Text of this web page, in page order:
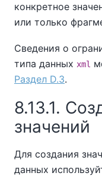
конкретное
или только
Сведения о
типа данных xml
Раздел D.3.
8.13.1.
значений
Для создания
данных